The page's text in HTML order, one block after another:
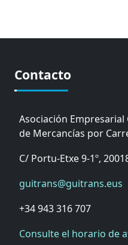
Contacto
Asociación
de Mercancías por
C/ Portu-Etxe 9-1º,
guitrans@guitrans.eus
+34 943 316 707
Consulte el horario de